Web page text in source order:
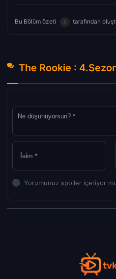
Bu Bölüm özeti tarafından
Yorumunuz spoiler içeriyor